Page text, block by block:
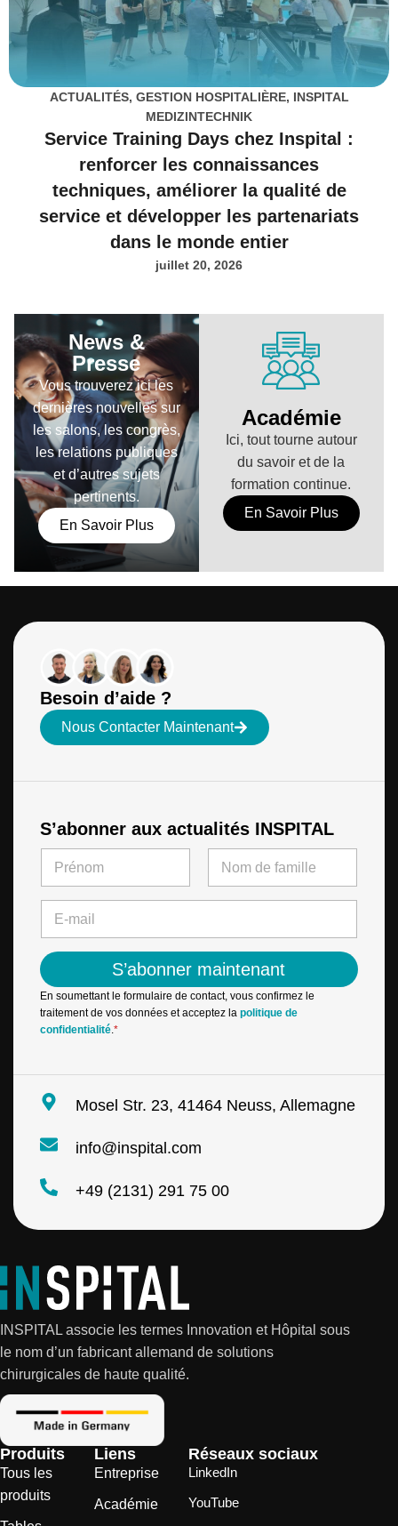
ACTUALITÉS, GESTION HOSPITALIÈRE, INSPITAL
MEDIZINTECHNIK
Service Training Days chez Inspital :
renforcer les connaissances
techniques, améliorer la qualité de
service et développer les partenariats
dans le monde entier
juillet 20, 2026
Académie
Ici, tout tourne autour
du savoir et de la
formation continue.
En Savoir Plus
News &
Presse
Vous trouverez ici les
dernières nouvelles sur
les salons, les congrès,
les relations publiques
et d’autres sujets
pertinents.
En Savoir Plus
Besoin d’aide ?
Nous Contacter Maintenant
S’abonner aux actualités INSPITAL
*
m
m
a
i
l
*
S’abonner maintenant
En soumettant le formulaire de contact, vous confirmez le
traitement de vos données et acceptez la politique de
confidentialité.*
Mosel Str. 23, 41464 Neuss, Allemagne
info@inspital.com
+49 (2131) 291 75 00
INSPITAL associe les termes Innovation et Hôpital sous
le nom d’un fabricant allemand de solutions
chirurgicales de haute qualité.
Produits
Tous les
produits
Liens
Entreprise
Académie
Réseaux sociaux
LinkedIn
YouTube